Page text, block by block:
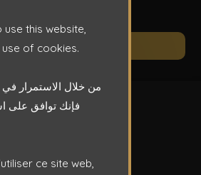
CONTACT
in
use this website,
of cookies.
من خلال الاستمرار في
فإنك توافق على
ce site web,